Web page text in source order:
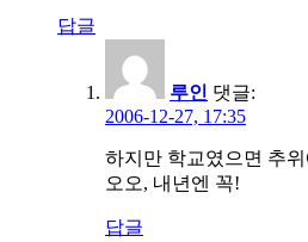
답글
루인 댓글:
2006-12-27, 17:35
하지만 학교였으면 추
오오, 내년엔 꼭!
답글